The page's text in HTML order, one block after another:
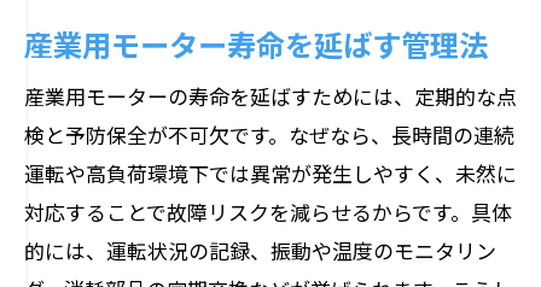
産業用モーター寿命を延ばす管理法
産業用モーターの寿命を延ばすためには、定期的な点
検と予防保全が不可欠です。なぜなら、長時間の連続
運転や高負荷環境下では異常が発生しやすく、未然に
対応することで故障リスクを減らせるからです。具体
的には、運転状況の記録、振動や温度のモニタリン